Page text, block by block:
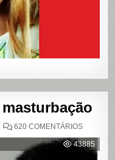
620 COMENTÁRIOSEM
WEB:
ÚLTIMA
43885